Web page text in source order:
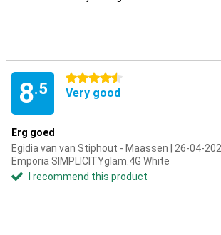
8.5
4.5 stars
Very good
Erg goed
Egidia van van Stiphout - Maassen | 26-04-
Emporia SIMPLICITYglam.4G White
I recommend this product